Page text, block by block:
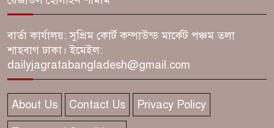
ড্রেজার কাণ্ডে ঘুষের তোলপাড়
নাটক?’ ফরিদপুরে ৩ বিএনপি
বালিকানিবাসে অন্তঃসত্ত্বা কিশোরী!
বার্তা কার্যালয়: সুপ্রিম কোর্ট কম্পাউন্ড মার্কেট পঞ্চম তলা
শাহবাগ ঢাকা। ইমেইল:
dailyjagratabangladesh@gmail.com
About Us Contact Us Privacy Policy